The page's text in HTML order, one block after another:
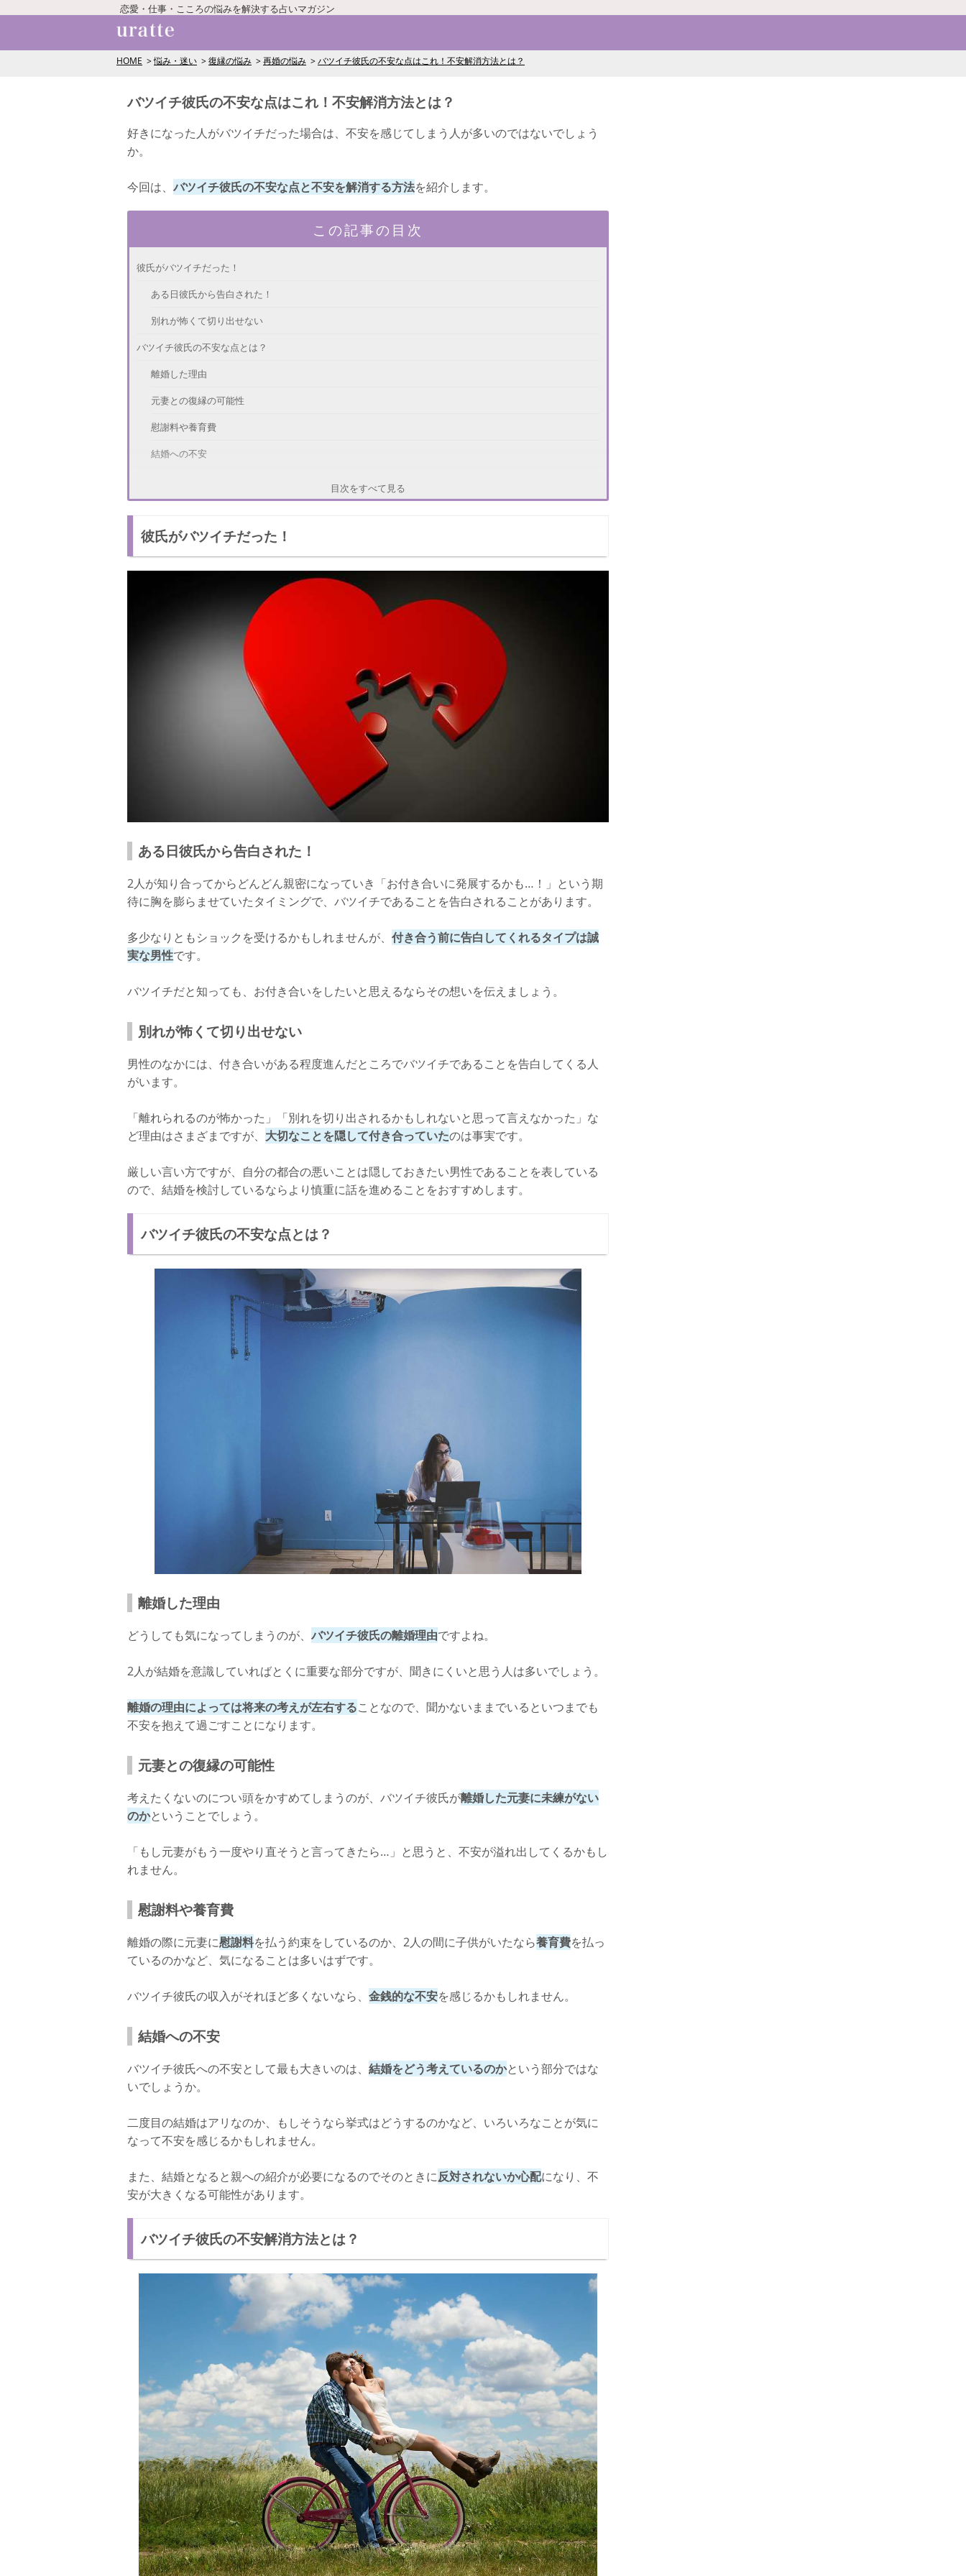
恋愛・仕事・こころの悩みを解決する占いマガジン
HOME 悩み・迷い 復縁の悩み 再婚の悩み バツイチ彼氏の不安な点はこれ！不安解消方法とは？
バツイチ彼氏の不安な点はこれ！不安解消方法とは？
好きになった人がバツイチだった場合は、不安を感じてしまう人が多いのではないでしょう
か。
今回は、 バツイチ彼氏の不安な点と不安を解消する方法を紹介します。
この記事の目次
彼氏がバツイチだった！
ある日彼氏から告白された！
別れが怖くて切り出せない
バツイチ彼氏の不安な点とは？
離婚した理由
元妻との復縁の可能性
慰謝料や養育費
結婚への不安
今の幸せを大切にする
バツイチ彼氏とうまく付き合う方法
子連れなら子供の思いも大切に
不安を溜めないようにしよう！
目次をすべて見る
彼氏がバツイチだった！
ある日彼氏から告白された！
2人が知り合ってからどんどん親密になっていき「お付き合いに発展するかも…！」という期
待に胸を膨らませていたタイミングで、バツイチであることを告白されることがあります。
多少なりともショックを受けるかもしれませんが、 付き合う前に告白してくれるタイプは誠
実な男性です。
バツイチだと知っても、お付き合いをしたいと思えるならその想いを伝えましょう。
別れが怖くて切り出せない
男性のなかには、付き合いがある程度進んだところでバツイチであることを告白してくる人
がいます。
「離れられるのが怖かった」「別れを切り出されるかもしれないと思って言えなかった」な
ど理由はさまざまですが、 大切なことを隠して付き合っていたのは事実です。
厳しい言い方ですが、自分の都合の悪いことは隠しておきたい男性であることを表している
ので、結婚を検討しているならより慎重に話を進めることをおすすめします。
バツイチ彼氏の不安な点とは？
離婚した理由
どうしても気になってしまうのが、 バツイチ彼氏の離婚理由ですよね。
2人が結婚を意識していればとくに重要な部分ですが、聞きにくいと思う人は多いでしょう。
離婚の理由によっては将来の考えが左右することなので、聞かないままでいるといつまでも
不安を抱えて過ごすことになります。
元妻との復縁の可能性
考えたくないのについ頭をかすめてしまうのが、バツイチ彼氏が離婚した元妻に未練がない
のかということでしょう。
「もし元妻がもう一度やり直そうと言ってきたら…」と思うと、不安が溢れ出してくるかもし
れません。
慰謝料や養育費
離婚の際に元妻に慰謝料を払う約束をしているのか、2人の間に子供がいたなら養育費を払っ
ているのかなど、気になることは多いはずです。
バツイチ彼氏の収入がそれほど多くないなら、 金銭的な不安を感じるかもしれません。
結婚への不安
バツイチ彼氏への不安として最も大きいのは、 結婚をどう考えているのかという部分ではな
いでしょうか。
二度目の結婚はアリなのか、もしそうなら挙式はどうするのかなど、いろいろなことが気に
なって不安を感じるかもしれません。
また、結婚となると親への紹介が必要になるのでそのときに反対されないか心配になり、不
安が大きくなる可能性があります。
バツイチ彼氏の不安解消方法とは？